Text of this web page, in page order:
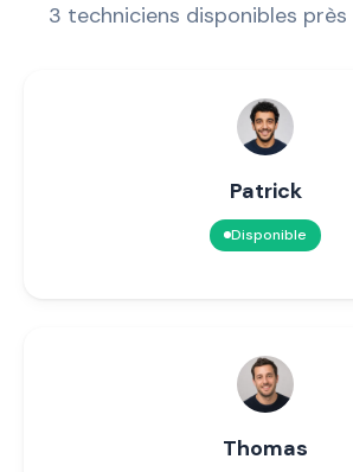
3 techniciens disponibles près
Patrick
Disponible
Thomas